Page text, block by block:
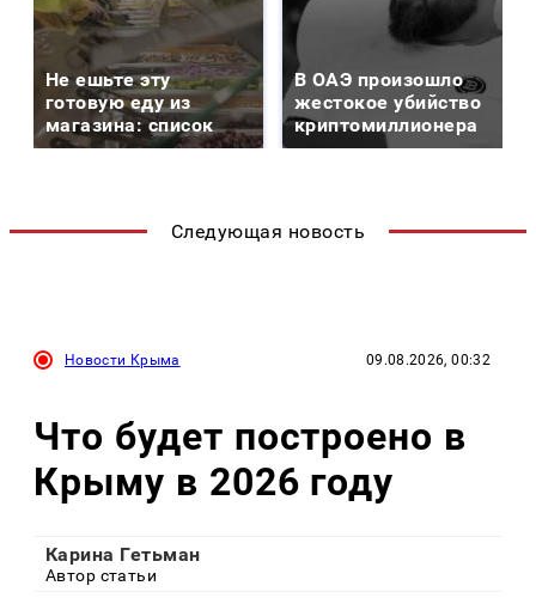
Не ешьте эту
готовую еду из
магазина: список
В ОАЭ произошло
жестокое убийство
криптомиллионера
Следующая новость
Новости Крыма 09.08.2026, 00:32
Что будет построено в
Крыму в 2026 году
Карина Гетьман
Автор статьи